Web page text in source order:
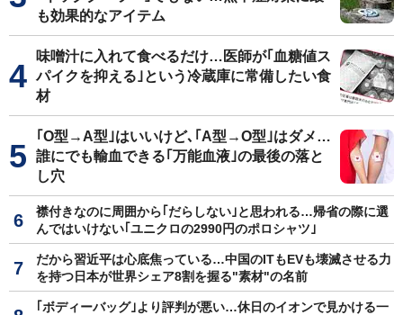
も効果的なアイテム
味噌汁に入れて食べるだけ…医師が｢血糖値ス
パイクを抑える｣という冷蔵庫に常備したい食
材
｢O型→A型｣はいいけど､｢A型→O型｣はダメ…
誰にでも輸血できる｢万能血液｣の最後の落と
し穴
襟付きなのに周囲から｢だらしない｣と思われる…帰省の際に選
んではいけない｢ユニクロの2990円のポロシャツ｣
だから習近平は心底焦っている…中国のITもEVも壊滅させる力
を持つ日本が世界シェア8割を握る"素材"の名前
｢ボディーバッグ｣より評判が悪い…休日のイオンで見かける一